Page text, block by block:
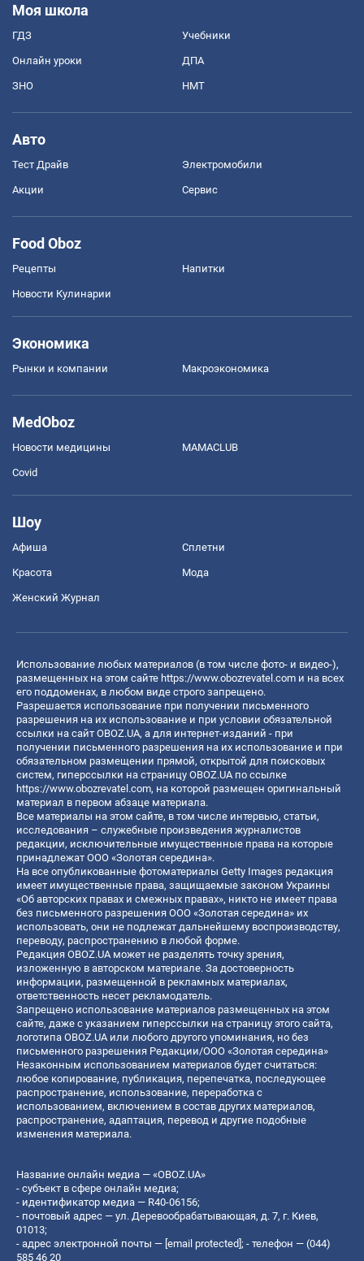
Моя школа
ГДЗ Учебники
Онлайн уроки ДПА
ЗНО НМТ
Авто
Тест Драйв Электромобили
Акции Сервис
Food Oboz
Рецепты Напитки
Новости Кулинарии
Экономика
Рынки и компании Mакроэкономика
MedOboz
Новости медицины MAMACLUB
Covid
Шоу
Афиша Сплетни
Красота Мода
Женский Журнал
Использование любых материалов (в том числе фото- и видео-),
размещенных на этом сайте https://www.obozrevatel.com и на всех
его поддоменах, в любом виде строго запрещено.
Разрешается использование при получении письменного
разрешения на их использование и при условии обязательной
ссылки на сайт OBOZ.UA, а для интернет-изданий - при
получении письменного разрешения на их использование и при
обязательном размещении прямой, открытой для поисковых
систем, гиперссылки на страницу OBOZ.UA по ссылке
https://www.obozrevatel.com, на которой размещен оригинальный
материал в первом абзаце материала.
Все материалы на этом сайте, в том числе интервью, статьи,
исследования – служебные произведения журналистов
редакции, исключительные имущественные права на которые
принадлежат ООО «Золотая середина».
На все опубликованные фотоматериалы Getty Images редакция
имеет имущественные права, защищаемые законом Украины
«Об авторских правах и смежных правах», никто не имеет права
без письменного разрешения ООО «Золотая середина» их
использовать, они не подлежат дальнейшему воспроизводству,
переводу, распространению в любой форме.
Редакция OBOZ.UA может не разделять точку зрения,
изложенную в авторском материале. За достоверность
информации, размещенной в рекламных материалах,
ответственность несет рекламодатель.
Запрещено использование материалов размещенных на этом
сайте, даже с указанием гиперссылки на страницу этого сайта,
логотипа OBOZ.UA или любого другого упоминания, но без
письменного разрешения Редакции/ООО «Золотая середина»
Незаконным использованием материалов будет считаться:
любое копирование, публикация, перепечатка, последующее
распространение, использование, переработка с
использованием, включением в состав других материалов,
распространение, адаптация, перевод и другие подобные
изменения материала.
Название онлайн медиа — «OBOZ.UA»
- субъект в сфере онлайн медиа;
- идентификатор медиа — R40-06156;
- почтовый адрес — ул. Деревообрабатывающая, д. 7, г. Киев,
01013;
- адрес электронной почты — [email protected]; - телефон — (044)
585 46 20